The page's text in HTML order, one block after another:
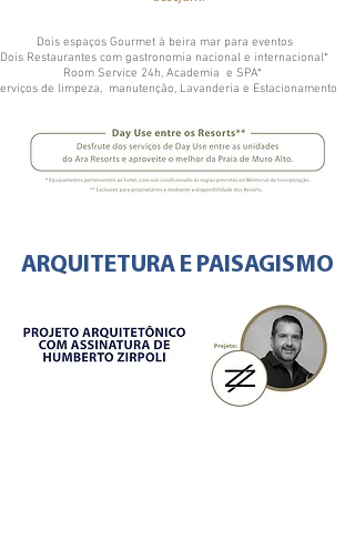
Dois espaços Gourmet à beira mar para eventos
Dois Restaurantes com gastronomia nacional e internacional*
Room Service 24h, Academia e SPA*
de limpeza, manutenção, Lavanderia e Estacionamento
ARQUITETURA E PAISAGISMO